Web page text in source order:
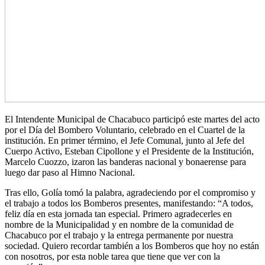
El Intendente Municipal de Chacabuco participó este martes del acto
por el Día del Bombero Voluntario, celebrado en el Cuartel de la
institución. En primer término, el Jefe Comunal, junto al Jefe del
Cuerpo Activo, Esteban Cipollone y el Presidente de la Institución,
Marcelo Cuozzo, izaron las banderas nacional y bonaerense para
luego dar paso al Himno Nacional.
Tras ello, Golía tomó la palabra, agradeciendo por el compromiso y
el trabajo a todos los Bomberos presentes, manifestando: “A todos,
feliz día en esta jornada tan especial. Primero agradecerles en
nombre de la Municipalidad y en nombre de la comunidad de
Chacabuco por el trabajo y la entrega permanente por nuestra
sociedad. Quiero recordar también a los Bomberos que hoy no están
con nosotros, por esta noble tarea que tiene que ver con la